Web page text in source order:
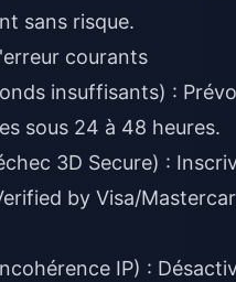
sans risque.
courants
insuffisants) :
sous 24 à 48 heures.
3D Secure) :
by Visa/
IP) :